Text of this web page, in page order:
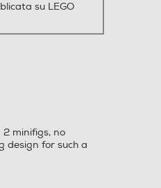
su LEGO
minifigs, no
design for such a